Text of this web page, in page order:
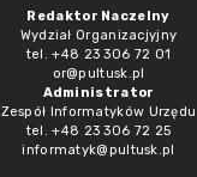
Redaktor Naczelny
Wydział Organizacjyjny
tel. +48 23 306 72 01
or@pultusk.pl
Administrator
Zespół Informatyków Urzędu
tel. +48 23 306 72 25
informatyk@pultusk.pl